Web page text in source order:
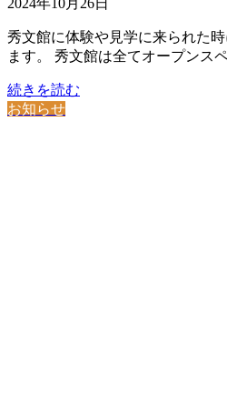
2024年10月26日
秀文館に体験や見学に来られた
ます。 秀文館は全てオープンス
続きを読む
お知らせ